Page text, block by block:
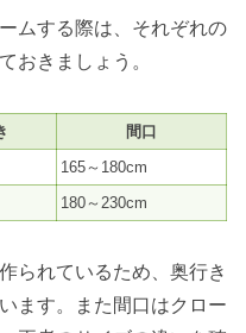
ムする際は、それぞれの
おきましょう。
間口
165～180cm
180～230cm
られているため、奥行き
ます。また間口はクロー